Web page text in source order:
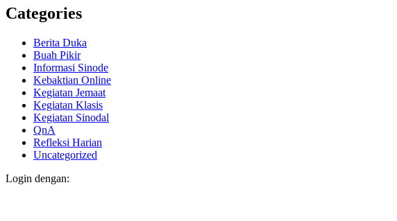
Categories
Berita Duka
Buah Pikir
Informasi Sinode
Kebaktian Online
Kegiatan Jemaat
Kegiatan Klasis
Kegiatan Sinodal
QnA
Refleksi Harian
Uncategorized
Login dengan: